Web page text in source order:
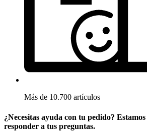
Más de 10.700 artículos
¿Necesitas ayuda con tu pedido?
responder a tus preguntas.